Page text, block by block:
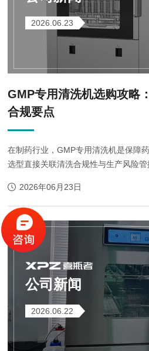
2026.06.23
GMP专用清洗机选购攻略
合规要点
在制药行业，GMP专用清洗机是保障
选型直接关联清洗合规性与生产风险管
2026年06月23日
公司新闻
2026.06.22